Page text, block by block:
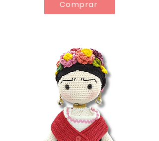
Comprar